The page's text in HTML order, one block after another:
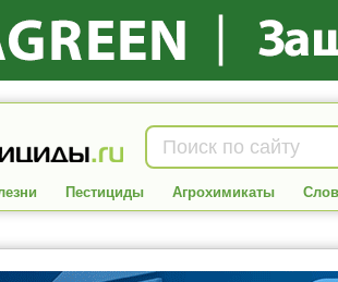
Пестициды Агрохимикаты